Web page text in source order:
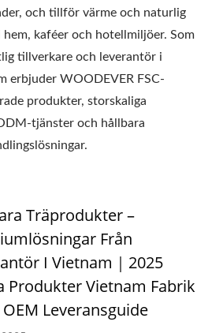
och tillför värme och naturlig
kaféer och hotellmiljöer. Som
tillverkare och leverantör i
erbjuder WOODEVER FSC-
produkter, storskaliga
tjänster och hållbara
Träprodukter –
Från
I Vietnam｜2025
Produkter Vietnam Fabrik
Leveransguide